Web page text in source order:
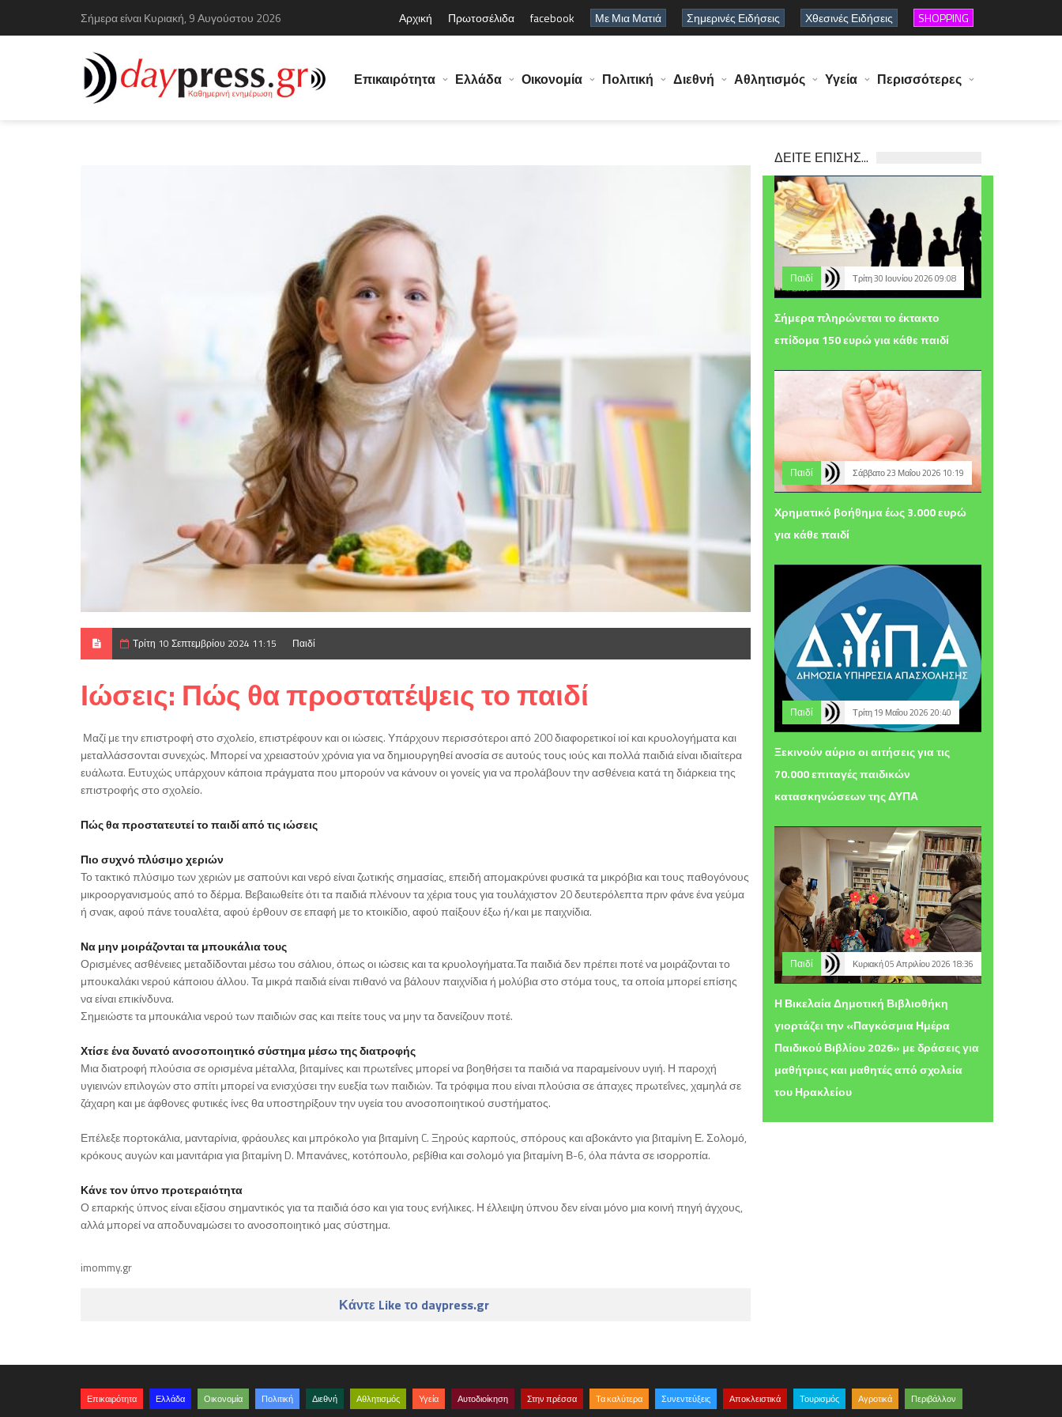
Σήμερα είναι Κυριακή, 9 Αυγούστου 2026 Αρχική Πρωτοσέλιδα facebook Με Μια Ματιά Σημερινές Ειδήσεις Χθεσινές Ειδήσεις SHOPPING
Επικαιρότητα Ελλάδα Οικονομία Πολιτική Διεθνή Αθλητισμός Υγεία Περισσότερες
Τρίτη 10 Σεπτεμβρίου 2024 11:15 Παιδί
Ιώσεις: Πώς θα προστατέψεις το παιδί
Μαζί με την επιστροφή στο σχολείο, επιστρέφουν και οι ιώσεις. Υπάρχουν περισσότεροι από 200 διαφορετικοί ιοί και κρυολογήματα και
μεταλλάσσονται συνεχώς. Μπορεί να χρειαστούν χρόνια για να δημιουργηθεί ανοσία σε αυτούς τους ιούς και πολλά παιδιά είναι ιδιαίτερα
ευάλωτα. Ευτυχώς υπάρχουν κάποια πράγματα που μπορούν να κάνουν οι γονείς για να προλάβουν την ασθένεια κατά τη διάρκεια της
επιστροφής στο σχολείο.
Πώς θα προστατευτεί το παιδί από τις ιώσεις
Πιο συχνό πλύσιμο χεριών
Το τακτικό πλύσιμο των χεριών με σαπούνι και νερό είναι ζωτικής σημασίας, επειδή απομακρύνει φυσικά τα μικρόβια και τους παθογόνους
μικροοργανισμούς από το δέρμα. Βεβαιωθείτε ότι τα παιδιά πλένουν τα χέρια τους για τουλάχιστον 20 δευτερόλεπτα πριν φάνε ένα γεύμα
ή σνακ, αφού πάνε τουαλέτα, αφού έρθουν σε επαφή με το κτοικίδιο, αφού παίξουν έξω ή/και με παιχνίδια.
Να μην μοιράζονται τα μπουκάλια τους
Ορισμένες ασθένειες μεταδίδονται μέσω του σάλιου, όπως οι ιώσεις και τα κρυολογήματα.Τα παιδιά δεν πρέπει ποτέ να μοιράζονται το
μπουκαλάκι νερού κάποιου άλλου. Τα μικρά παιδιά είναι πιθανό να βάλουν παιχνίδια ή μολύβια στο στόμα τους, τα οποία μπορεί επίσης
να είναι επικίνδυνα.
Σημειώστε τα μπουκάλια νερού των παιδιών σας και πείτε τους να μην τα δανείζουν ποτέ.
Χτίσε ένα δυνατό ανοσοποιητικό σύστημα μέσω της διατροφής
Μια διατροφή πλούσια σε ορισμένα μέταλλα, βιταμίνες και πρωτεΐνες μπορεί να βοηθήσει τα παιδιά να παραμείνουν υγιή. Η παροχή
υγιεινών επιλογών στο σπίτι μπορεί να ενισχύσει την ευεξία των παιδιών. Τα τρόφιμα που είναι πλούσια σε άπαχες πρωτεΐνες, χαμηλά σε
ζάχαρη και με άφθονες φυτικές ίνες θα υποστηρίξουν την υγεία του ανοσοποιητικού συστήματος.
Επέλεξε πορτοκάλια, μανταρίνια, φράουλες και μπρόκολο για βιταμίνη C. Ξηρούς καρπούς, σπόρους και αβοκάντο για βιταμίνη Ε. Σολομό,
κρόκους αυγών και μανιτάρια για βιταμίνη D. Μπανάνες, κοτόπουλο, ρεβίθια και σολομό για βιταμίνη Β-6, όλα πάντα σε ισορροπία.
Κάνε τον ύπνο προτεραιότητα
Ο επαρκής ύπνος είναι εξίσου σημαντικός για τα παιδιά όσο και για τους ενήλικες. Η έλλειψη ύπνου δεν είναι μόνο μια κοινή πηγή άγχους,
αλλά μπορεί να αποδυναμώσει το ανοσοποιητικό μας σύστημα.
imommy.gr
Κάντε Like το daypress.gr
ΔΕΙΤΕ ΕΠΙΣΗΣ...
Παιδί Τρίτη 30 Ιουνίου 2026 09:08
Σήμερα πληρώνεται το έκτακτο
επίδομα 150 ευρώ για κάθε παιδί
Παιδί Σάββατο 23 Μαΐου 2026 10:19
Χρηματικό βοήθημα έως 3.000 ευρώ
για κάθε παιδί
Παιδί Τρίτη 19 Μαΐου 2026 20:40
Ξεκινούν αύριο οι αιτήσεις για τις
70.000 επιταγές παιδικών
κατασκηνώσεων της ΔΥΠΑ
Παιδί Κυριακή 05 Απριλίου 2026 18:36
Η Βικελαία Δημοτική Βιβλιοθήκη
γιορτάζει την «Παγκόσμια Ημέρα
Παιδικού Βιβλίου 2026» με δράσεις για
μαθήτριες και μαθητές από σχολεία
του Ηρακλείου
Επικαιρότητα Ελλάδα Οικονομία Πολιτική Διεθνή Αθλητισμός Υγεία Αυτοδιοίκηση Στην πρέσσα Τα καλύτερα Συνεντεύξεις Αποκλειστικά Τουρισμός Αγροτικά Περιβάλλον